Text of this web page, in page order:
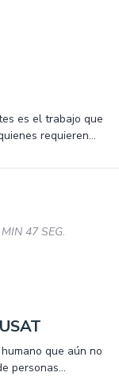
es el trabajo que
requieren
sobre todo si no
47 SEG.
que aún no
personas